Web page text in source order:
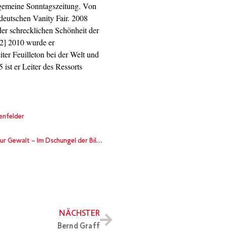
Sonntagszeitung. Von
Vanity Fair. 2008
schrecklichen Schönheit der
2010 wurde er
Feuilleton bei der Welt und
ist er Leiter des Ressorts
– Im Dschungel der Bilder
NÄCHSTER
Bernd Graff